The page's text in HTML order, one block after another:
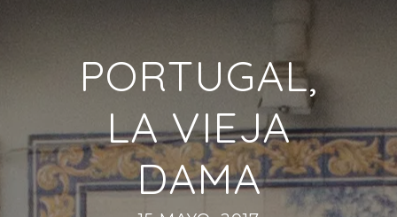
PORTUGAL,
LA VIEJA
DAMA